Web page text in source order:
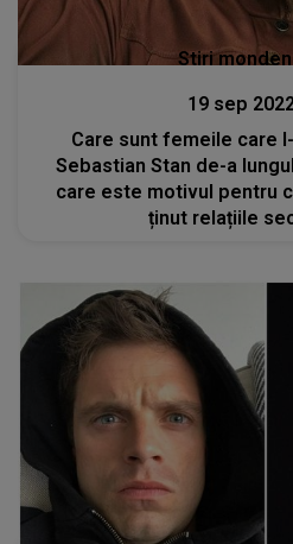
Stiri
19 sep
Care sunt femeile care
Sebastian Stan de-a
care este motivul pentru
ținut relațiile